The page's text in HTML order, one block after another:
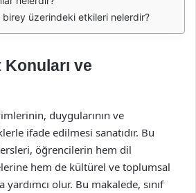
birey üzerindeki etkileri nelerdir?
Konuları ve
duygularının ve
ifade edilmesi sanatıdır. Bu
öğrencilerin hem dil
hem de kültürel ve toplumsal
olur. Bu makalede, sınıf